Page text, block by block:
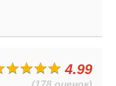
4.99